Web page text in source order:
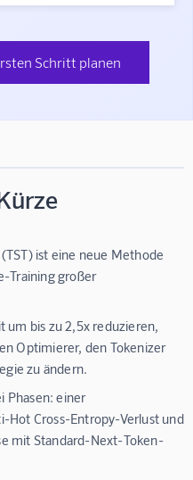
Schritt planen
ist eine neue Methode
Training großer
um bis zu 2,5x reduzieren,
Optimierer, den Tokenizer
zu ändern.
Phasen: einer
Hot Cross-Entropy-Verlust und
mit Standard-Next-Token-